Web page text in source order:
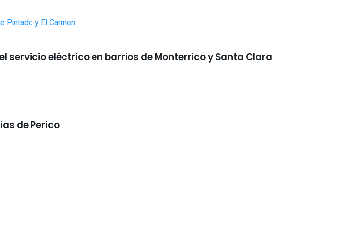
servicio eléctrico en barrios de Monterrico y Santa Clara
de Perico